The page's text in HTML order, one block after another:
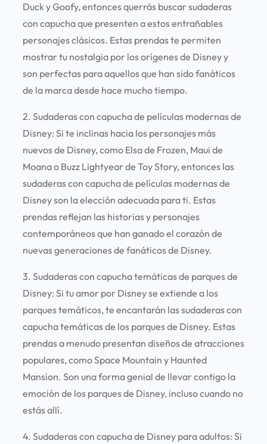
Duck y Goofy, entonces querrás buscar sudaderas
con capucha que presenten a estos entrañables
personajes clásicos. Estas prendas te permiten
mostrar tu nostalgia por los orígenes de Disney y
son perfectas para aquellos que han sido fanáticos
de la marca desde hace mucho tiempo.
2. Sudaderas con capucha de películas modernas de
Disney: Si te inclinas hacia los personajes más
nuevos de Disney, como Elsa de Frozen, Maui de
Moana o Buzz Lightyear de Toy Story, entonces las
sudaderas con capucha de películas modernas de
Disney son la elección adecuada para ti. Estas
prendas reflejan las historias y personajes
contemporáneos que han ganado el corazón de
nuevas generaciones de fanáticos de Disney.
3. Sudaderas con capucha temáticas de parques de
Disney: Si tu amor por Disney se extiende a los
parques temáticos, te encantarán las sudaderas con
capucha temáticas de los parques de Disney. Estas
prendas a menudo presentan diseños de atracciones
populares, como Space Mountain y Haunted
Mansion. Son una forma genial de llevar contigo la
emoción de los parques de Disney, incluso cuando no
estás allí.
4. Sudaderas con capucha de Disney para adultos: Si